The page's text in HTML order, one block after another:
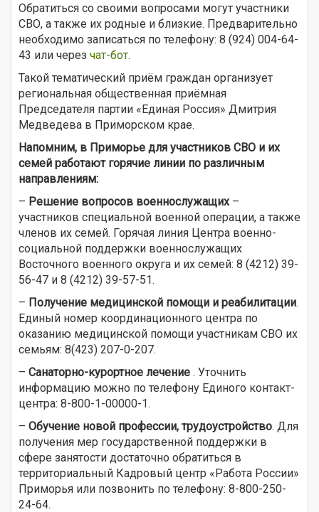
Обратиться со своими вопросами могут участники
СВО, а также их родные и близкие. Предварительно
необходимо записаться по телефону: 8 (924) 004-64-
43 или через чат-бот.
Такой тематический приём граждан организует
региональная общественная приёмная
Председателя партии «Единая Россия» Дмитрия
Медведева в Приморском крае.
Напомним, в Приморье для участников СВО и их
семей работают горячие линии по различным
направлениям:
– Решение вопросов военнослужащих–
участников специальной военной операции, а также
членов их семей. Горячая линия Центра военно-
социальной поддержки военнослужащих
Восточного военного округа и их семей: 8 (4212) 39-
56-47 и 8 (4212) 39-57-51.
– Получение медицинской помощи и реабилитации.
Единый номер координационного центра по
оказанию медицинской помощи участникам СВО их
семьям: 8(423) 207-0-207.
– Санаторно-курортное лечение . Уточнить
информацию можно по телефону Единого контакт-
центра: 8-800-1-00000-1.
– Обучение новой профессии, трудоустройство. Для
получения мер государственной поддержки в
сфере занятости достаточно обратиться в
территориальный Кадровый центр «Работа России»
Приморья или позвонить по телефону: 8-800-250-
24-64.